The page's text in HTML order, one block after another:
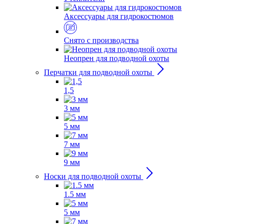
Аксессуары для гидрокостюмов
Снято с производства
Неопрен для подводной охоты
Перчатки для подводной охоты
1,5
3 мм
5 мм
7 мм
9 мм
Носки для подводной охоты
1.5 мм
5 мм